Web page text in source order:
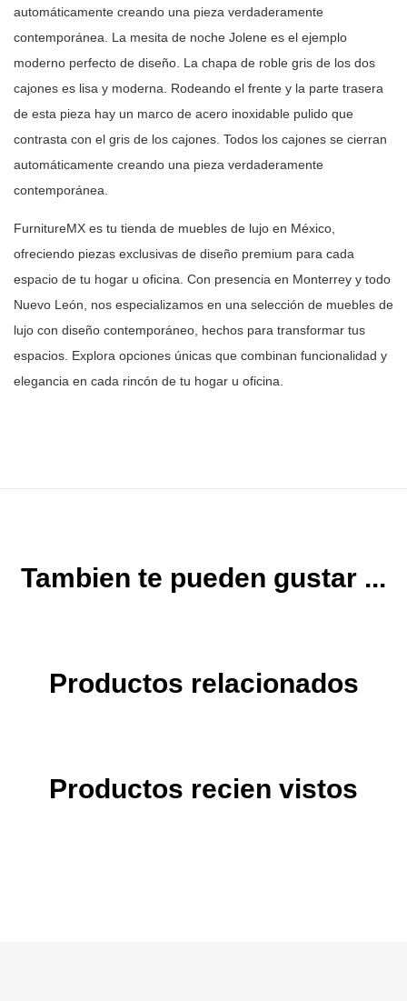
automáticamente creando una pieza verdaderamente
contemporánea. La mesita de noche Jolene es el ejemplo
moderno perfecto de diseño. La chapa de roble gris de los dos
cajones es lisa y moderna. Rodeando el frente y la parte trasera
de esta pieza hay un marco de acero inoxidable pulido que
contrasta con el gris de los cajones. Todos los cajones se cierran
automáticamente creando una pieza verdaderamente
contemporánea.
FurnitureMX es tu tienda de muebles de lujo en México,
ofreciendo piezas exclusivas de diseño premium para cada
espacio de tu hogar u oficina. Con presencia en Monterrey y todo
Nuevo León, nos especializamos en una selección de muebles de
lujo con diseño contemporáneo, hechos para transformar tus
espacios. Explora opciones únicas que combinan funcionalidad y
elegancia en cada rincón de tu hogar u oficina.
Tambien te pueden gustar ...
Productos relacionados
Productos recien vistos